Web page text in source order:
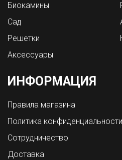
Биокамины
Сад
Решетки
Аксессуары
ИНФОРМАЦИЯ
Правила магазина
Политика конфиденциальности
Сотрудничество
Доставка